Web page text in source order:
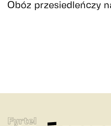
Obóz przesiedleńczy